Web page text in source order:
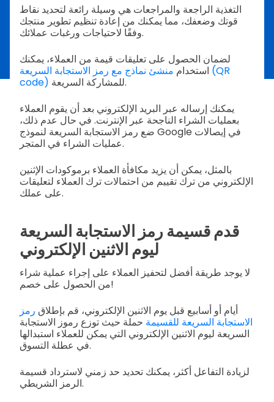
التغذية الراجعة والمراجعات هي وسيلة رائعة لتحديد نقاط
قوتك وضعفك، مما يمكنك من إعادة تنظيم تطوير منتجك
وفقًا لاحتياجات ورغبات عملائك.
لضمان الحصول على تعليقات قيمة من العملاء، يمكنك
استخدام منشئ نماذج مع رمز الاستجابة السريعة (QR
code)
للمشاركة السريعة.
يمكنك إرساله عبر البريد الإلكتروني بعد أن يقوم العملاء
بعمليات الشراء الناجحة عبر الإنترنت. في حال عدم ذلك،
ضع رمز الاستجابة السريعة لنموذج Google في إيصالات
عمليات الشراء في المتجر.
بالمثل، يمكن أن يزيد مكافأة العملاء برموكودات الإثنين
الإلكتروني من ترك تقييم من احتمالات ترك العملاء لتعليقات
على عملك.
قدم قسيمة رمز الاستجابة السريعة
ليوم الاثنين الإلكتروني
لا يوجد طريقة أفضل لتحفيز العملاء على إجراء عملية شراء
من الحصول على خصم!
أيام أو أسابيع قبل يوم الاثنين الإلكتروني، قم بإطلاق رمز
الاستجابة السريعة للقسيمة حملة حيث توزع رموز الاستجابة
السريعة ليوم الاثنين الإلكتروني التي يمكن للعملاء استبدالها
في عطلة التسوق.
لزيادة التفاعل أكثر، يمكنك تحديد حد زمني لاسترداد قسيمة
الرمز الشريطي.